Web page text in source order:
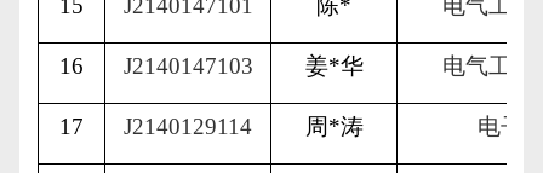
15 J2140147101 陈* 电气工程
16 J2140147103 姜*华 电气工程
17 J2140129114 周*涛 电子